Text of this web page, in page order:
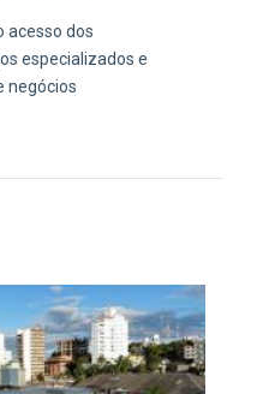
acesso dos
especializados e
negócios